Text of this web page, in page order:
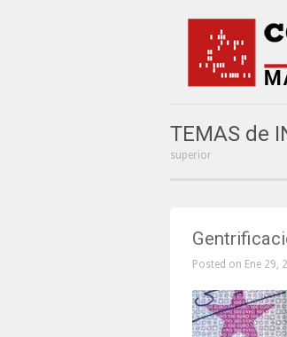
TEMAS de
superior
Posted on Ene 29,